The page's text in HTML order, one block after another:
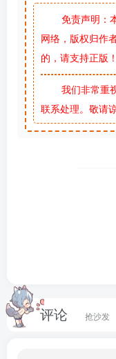
免责声明：
网络，版权归作
的，请支持正版！
我们非常重
联系处理。敬请
评论 抢沙发